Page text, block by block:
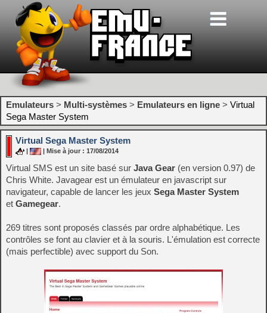
Emulateurs > Multi-systèmes > Emulateurs en ligne > Virtual
Sega Master System
Virtual Sega Master System
| | Mise à jour : 17/08/2014
Virtual SMS est un site basé sur Java Gear (en version 0.97) de
Chris White. Javagear est un émulateur en javascript sur
navigateur, capable de lancer les jeux Sega Master System
et Gamegear.
269 titres sont proposés classés par ordre alphabétique. Les
contrôles se font au clavier et à la souris. L'émulation est correcte
(mais perfectible) avec support du Son.